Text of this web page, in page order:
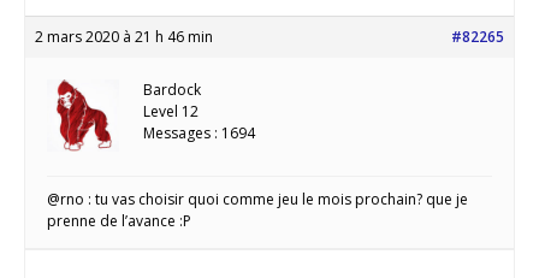
2 mars 2020 à 21 h 46 min #82265
Bardock
Level 12
Messages : 1694
@rno : tu vas choisir quoi comme jeu le mois prochain? que je
prenne de l’avance :P